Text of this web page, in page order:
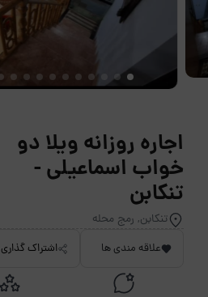
اجاره روزانه ویلا دو
خواب اسماعیلی -
تنکابن
تنکابن, رمج محله
علاقه مندی ها اشتراک گذاری